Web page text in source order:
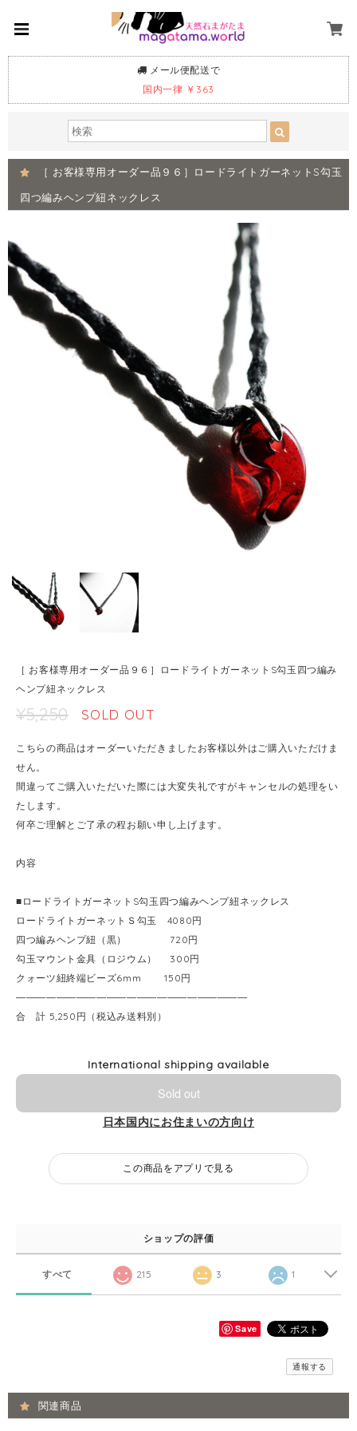
メール便配送で
国内一律 ￥363
［ お客様専用オーダー品９６］ロードライトガーネットS勾玉
四つ編みヘンプ紐ネックレス
［ お客様専用オーダー品９６］ロードライトガーネットS勾玉四つ編み
ヘンプ紐ネックレス
¥5,250 SOLD OUT
こちらの商品はオーダーいただきましたお客様以外はご購入いただけま
せん。
間違ってご購入いただいた際には大変失礼ですがキャンセルの処理をい
たします。
何卒ご理解とご了承の程お願い申し上げます。
内容
■ロードライトガーネットS勾玉四つ編みヘンプ紐ネックレス
ロードライトガーネットＳ勾玉 4080円
四つ編みヘンプ紐（黒） 720円
勾玉マウント金具（ロジウム） 300円
クォーツ紐終端ビーズ6mm 150円
―――――――――――――――――――――――
合 計 5,250円（税込み送料別）
International shipping available
Sold out
日本国内にお住まいの方向け
この商品をアプリで見る
ショップの評価
すべて 215 3 1
Save
通報する
関連商品